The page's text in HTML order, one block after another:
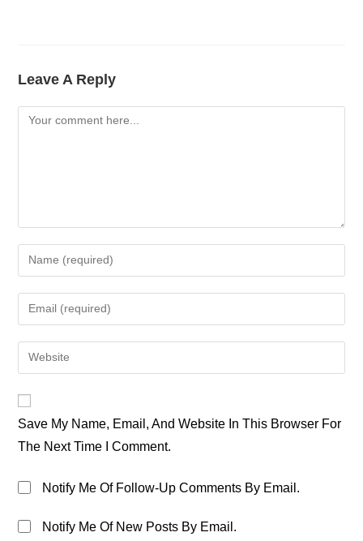
Leave A Reply
Comment
Enter
Your
Name
Or
To
Comment
Enter
Your
Email
Address
Enter
Your
URL
(optional)
Save My Name, Email, And Website In This Browser For
The Next Time I Comment.
Notify Me Of Follow-Up Comments By Email.
Notify Me Of New Posts By Email.